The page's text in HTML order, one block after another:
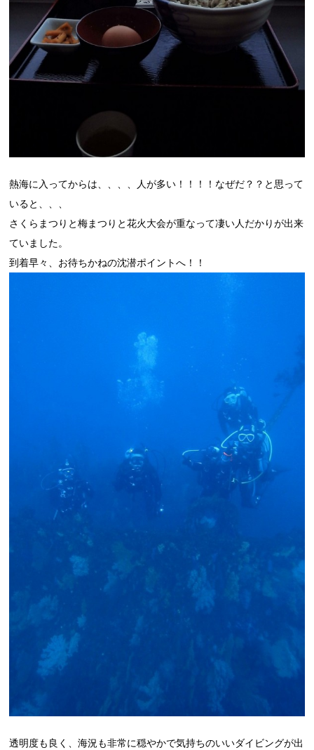
熱海に入ってからは、、、、人が多い！！！！なぜだ？？と思って
いると、、、
さくらまつりと梅まつりと花火大会が重なって凄い人だかりが出来
ていました。
到着早々、お待ちかねの沈潜ポイントへ！！
透明度も良く、海況も非常に穏やかで気持ちのいいダイビングが出